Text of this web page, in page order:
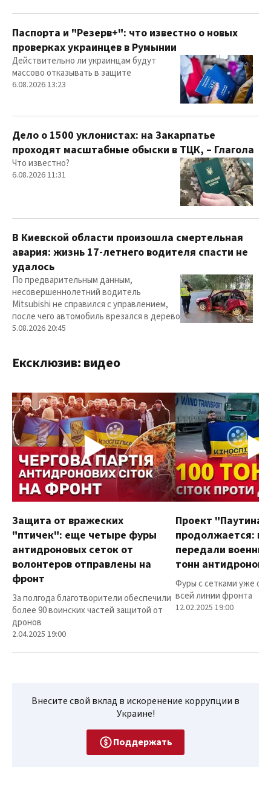
Паспорта и "Резерв+": что известно о новых
проверках украинцев в Румынии
Действительно ли украинцам будут
массово отказывать в защите
6.08.2026 13:23
Дело о 1500 уклонистах: на Закарпатье
проходят масштабные обыски в ТЦК, – Глагола
Что известно?
6.08.2026 11:31
В Киевской области произошла смертельная
авария: жизнь 17-летнего водителя спасти не
удалось
По предварительным данным,
несовершеннолетний водитель
Mitsubishi не справился с управлением,
после чего автомобиль врезался в дерево
5.08.2026 20:45
Ексклюзив: видео
Защита от вражеских
"птичек": еще четыре фуры
антидроновых сеток от
волонтеров отправлены на
фронт
За полгода благотворители обеспечили
более 90 воинских частей защитой от
дронов
2.04.2025 19:00
Проект "Паутина"
продолжается:
передали
тонн
Фуры с сетками уже
всей линии фронта
12.02.2025 19:00
Внесите свой вклад в искоренение коррупции в
Украине!
Поддержать